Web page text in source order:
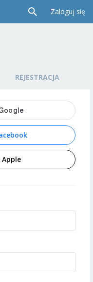
Zaloguj się
REJESTRACJA